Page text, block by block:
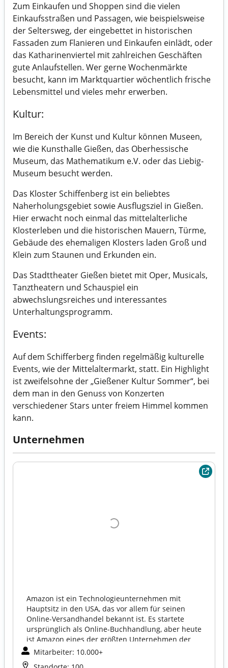
Zum Einkaufen und Shoppen sind die vielen
Einkaufsstraßen und Passagen, wie beispielsweise
der Seltersweg, der eingebettet in historischen
Fassaden zum Flanieren und Einkaufen einlädt, oder
das Katharinenviertel mit zahlreichen Geschäften
gute Anlaufstellen. Wer gerne Wochenmärkte
besucht, kann im Marktquartier wöchentlich frische
Lebensmittel und vieles mehr erwerben.
Kultur:
Im Bereich der Kunst und Kultur können Museen,
wie die Kunsthalle Gießen, das Oberhessische
Museum, das Mathematikum e.V. oder das Liebig-
Museum besucht werden.
Das Kloster Schiffenberg ist ein beliebtes
Naherholungsgebiet sowie Ausflugsziel in Gießen.
Hier erwacht noch einmal das mittelalterliche
Klosterleben und die historischen Mauern, Türme,
Gebäude des ehemaligen Klosters laden Groß und
Klein zum Staunen und Erkunden ein.
Das Stadttheater Gießen bietet mit Oper, Musicals,
Tanztheatern und Schauspiel ein
abwechslungsreiches und interessantes
Unterhaltungsprogramm.
Events:
Auf dem Schifferberg finden regelmäßig kulturelle
Events, wie der Mittelaltermarkt, statt. Ein Highlight
ist zweifelsohne der „Gießener Kultur Sommer“, bei
dem man in den Genuss von Konzerten
verschiedener Stars unter freiem Himmel kommen
kann.
Unternehmen
Amazon ist ein Technologieunternehmen mit
Hauptsitz in den USA, das vor allem für seinen
Online-Versandhandel bekannt ist. Es startete
ursprünglich als Online-Buchhandlung, aber heute
ist Amazon eines der größten Unternehmen der
Welt und in vielen Bereichen tätig, bspw. als:
Online-Marktplatz
Mitarbeiter: 10.000+